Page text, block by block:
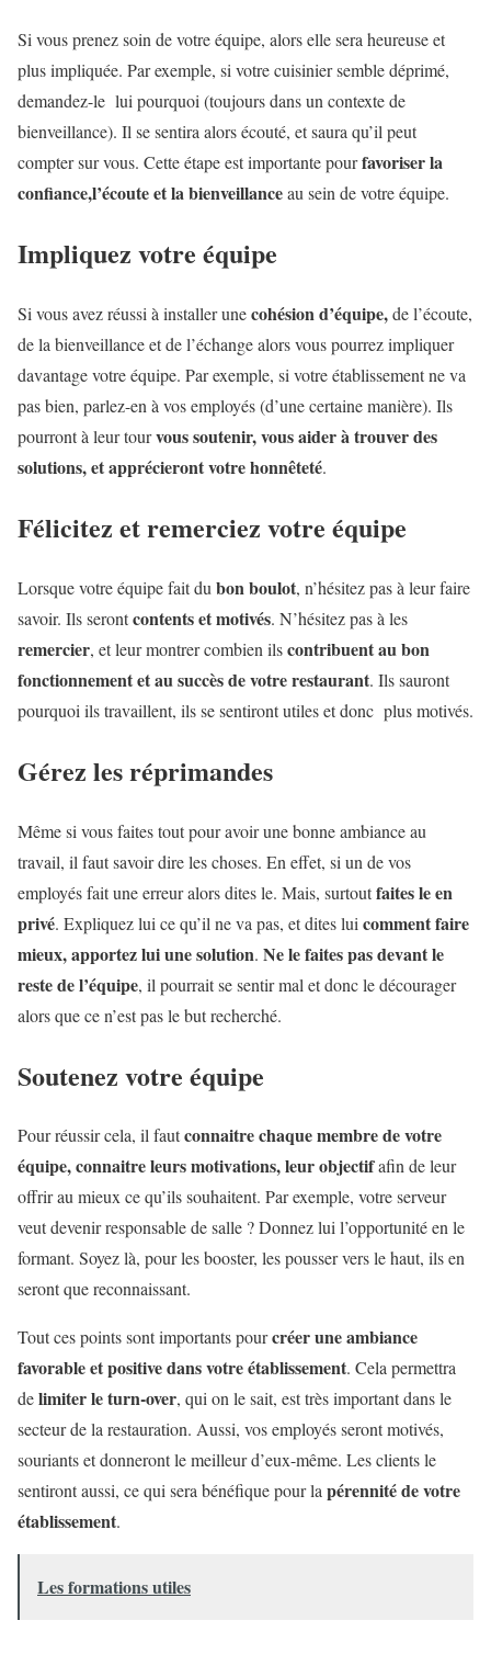
Si vous prenez soin de votre équipe, alors elle sera heureuse et
plus impliquée. Par exemple, si votre cuisinier semble déprimé,
demandez-le lui pourquoi (toujours dans un contexte de
bienveillance). Il se sentira alors écouté, et saura qu’il peut
compter sur vous. Cette étape est importante pourfavoriser la
confiance,l’écoute et la bienveillanceau sein de votre équipe.
Impliquez votre équipe
Si vous avez réussi à installer unecohésion d’équipe,de l’écoute,
de la bienveillance et de l’échange alors vous pourrez impliquer
davantage votre équipe. Par exemple, si votre établissement ne va
pas bien, parlez-en à vos employés (d’une certaine manière). Ils
pourront à leur tourvous soutenir, vous aider à trouver des
solutions, et apprécieront votre honnêteté.
Félicitez et remerciez votre équipe
Lorsque votre équipe fait du bon boulot, n’hésitez pas à leur faire
savoir. Ils serontcontents et motivés. N’hésitez pas à les
remercier, et leur montrer combien ilscontribuent au bon
fonctionnement et au succès de votre restaurant. Ils sauront
pourquoi ils travaillent, ils se sentiront utiles et donc plus motivés.
Gérez les réprimandes
Même si vous faites tout pour avoir une bonne ambiance au
travail, il faut savoir dire les choses. En effet, si un de vos
employés fait une erreur alors dites le. Mais, surtoutfaites le en
privé. Expliquez lui ce qu’il ne va pas, et dites lui comment faire
mieux, apportez lui une solution. Ne le faites pas devant le
reste de l’équipe, il pourrait se sentir mal et donc le décourager
alors que ce n’est pas le but recherché.
Soutenez votre équipe
Pour réussir cela, il fautconnaitre chaque membre de votre
équipe, connaitre leurs motivations, leur objectifafin de leur
offrir au mieux ce qu’ils souhaitent. Par exemple, votre serveur
veut devenir responsable de salle ? Donnez lui l’opportunité en le
formant. Soyez là, pour les booster, les pousser vers le haut, ils en
seront que reconnaissant.
Tout ces points sont importants pourcréer une ambiance
favorable et positive dans votre établissement. Cela permettra
delimiter le turn-over, qui on le sait, est très important dans le
secteur de la restauration. Aussi, vos employés seront motivés,
souriants et donneront le meilleur d’eux-même. Les clients le
sentiront aussi, ce qui sera bénéfique pour lapérennité de votre
établissement.
Les formations utiles